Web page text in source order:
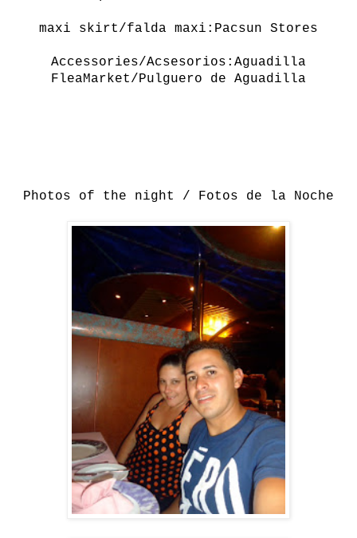
maxi skirt/falda maxi:Pacsun Stores
Accessories/Acsesorios:Aguadilla
FleaMarket/Pulguero de Aguadilla
Photos of the night / Fotos de la Noche